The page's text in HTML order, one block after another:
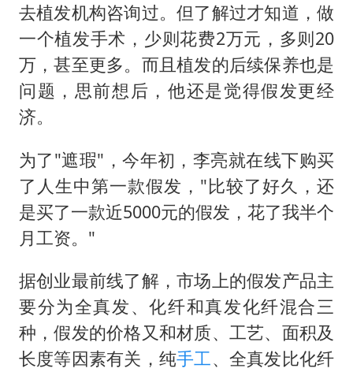
去植发机构咨询过。但了解过才知道，做
一个植发手术，少则花费2万元，多则20
万，甚至更多。而且植发的后续保养也是
问题，思前想后，他还是觉得假发更经
济。
为了"遮瑕"，今年初，李亮就在线下购买
了人生中第一款假发，"比较了好久，还
是买了一款近5000元的假发，花了我半个
月工资。"
据创业最前线了解，市场上的假发产品主
要分为全真发、化纤和真发化纤混合三
种，假发的价格又和材质、工艺、面积及
长度等因素有关，纯手工、全真发比化纤